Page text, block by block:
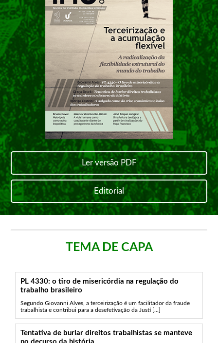
Ler versão PDF
Editorial
TEMA DE CAPA
PL 4330: o tiro de misericórdia na regulação do
trabalho brasileiro
Segundo Giovanni Alves, a terceirização é um facilitador da fraude
trabalhista e contribui para a desefetivação da Justi [...]
Tentativa de burlar direitos trabalhistas se manteve